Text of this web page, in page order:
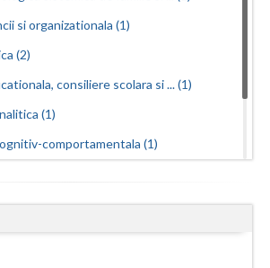
si organizationala (1)
(2)
consiliere scolara si ... (1)
(1)
comportamentala (1)
(1)
de familie si cuplu (1)